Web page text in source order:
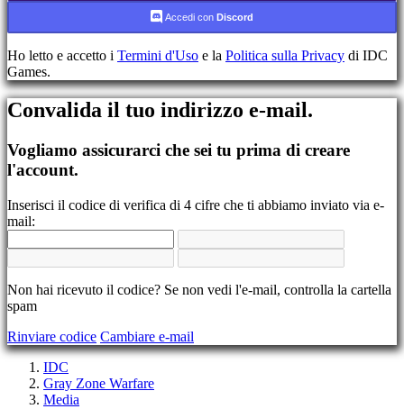
Registrati
Hai
dimenticato
la
tua
Cambia
lingua
AR
BS
DE
EL
EN
FI
FR
Accedi con Discord
Ho letto e accetto i Termini d'Uso e la Politica sulla Privacy di IDC
Games.
Convalida il tuo indirizzo e-mail.
Vogliamo assicurarci che sei tu prima di creare
l'account.
Inserisci il codice di verifica di 4 cifre che ti abbiamo inviato via e-
mail:
Non hai ricevuto il codice? Se non vedi l'e-mail, controlla la cartella
spam
Rinviare codice Cambiare e-mail
IDC
Gray Zone Warfare
Media